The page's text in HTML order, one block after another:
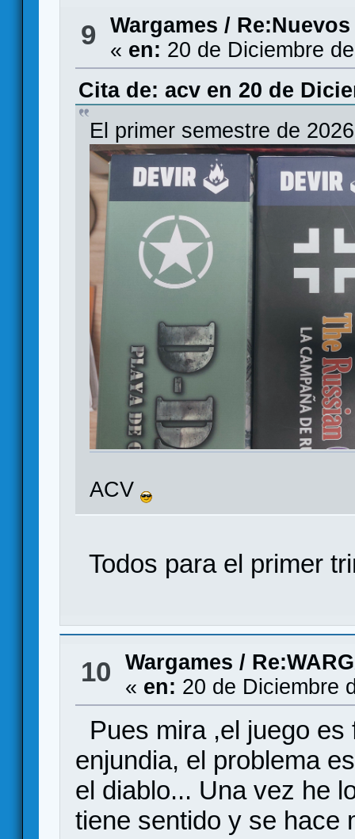
9 Wargames /
« en: 20 de Diciembre
Cita de: acv en 20 de
El primer semestre de
ACV
Todos para el primer
10 Wargames /
« en: 20 de Diciembre
Pues mira ,el juego
enjundia, el problema
el diablo... Una vez he
tiene sentido y se hace